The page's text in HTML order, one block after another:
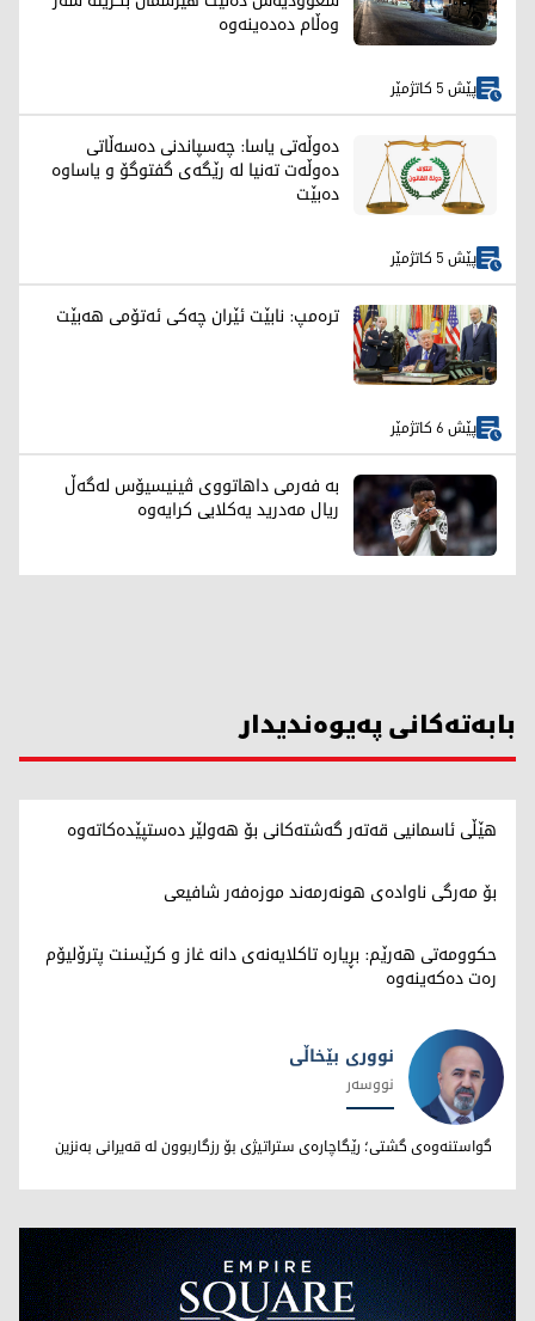
وەڵام دەدەینەوە
پێش 5 کاتژمێر
دەوڵەتی یاسا: چەسپاندنی دەسەڵاتی
دەوڵەت تەنیا لە رێگەی گفتوگۆ و یاساوە
دەبێت
پێش 5 کاتژمێر
ترەمپ: نابێت ئێران چەکی ئەتۆمی هەبێت
پێش 6 کاتژمێر
بە فەرمی داهاتووی ڤینیسیۆس لەگەڵ
ریال مەدرید یەکلایی کرایەوە
بابەتەکانی پەیوەندیدار
هێڵی ئاسمانیی قەتەر گەشتەکانی بۆ هەولێر دەستپێدەکاتەوە
بۆ مەرگی ناوادەی هونەرمەند موزەفەر شافیعی
حکوومەتی هەرێم: بڕیارە تاکلایەنەی دانە غاز و کرێسنت پترۆلیۆم
رەت دەکەینەوە
نووری بێخاڵی
نووری بێخاڵی
نووسەر
گواستنەوەی گشتی؛ رێگاچارەی ستراتیژی بۆ رزگاربوون لە قەیرانی بەنزین